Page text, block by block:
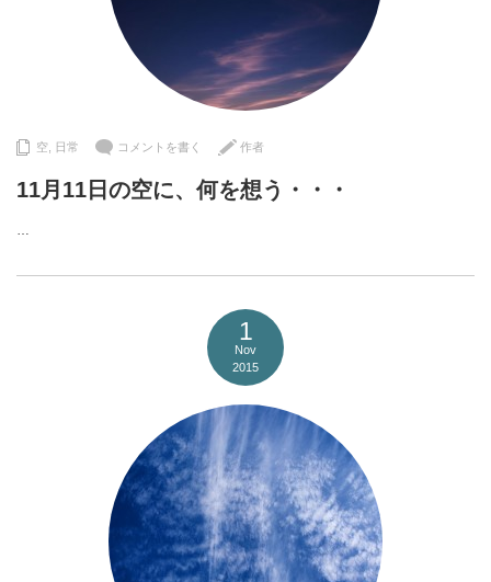
空 日常 コメントを書く 作者
11月11日の空に、何を想う・・・
…
1
Nov
2015